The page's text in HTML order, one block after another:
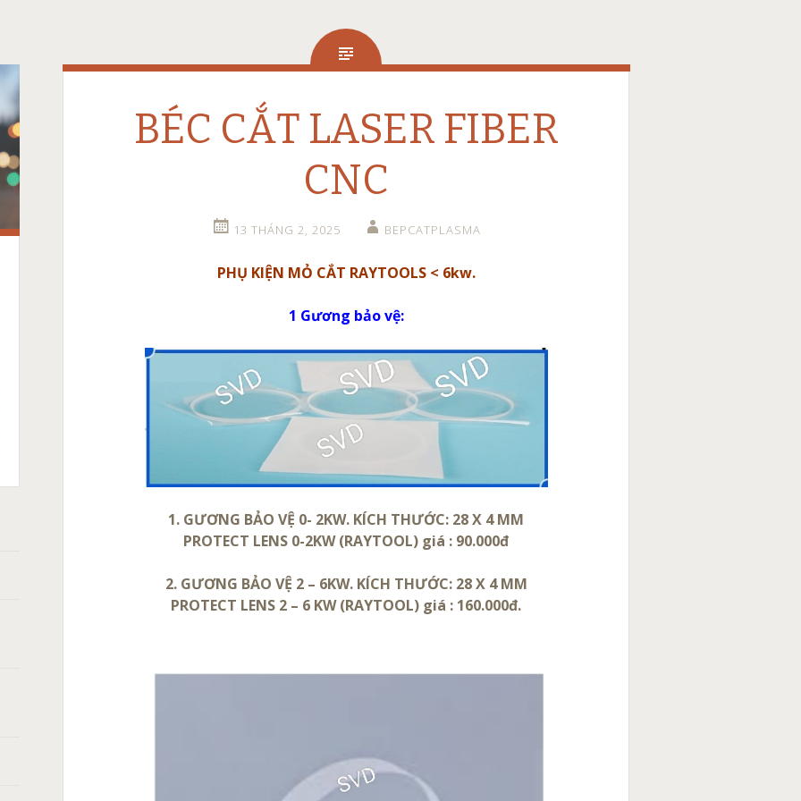
BÉC CẮT LASER FIBER
CNC
13 THÁNG 2, 2025 BEPCATPLASMA
PHỤ KIỆN MỎ CẮT RAYTOOLS < 6kw.
1 Gương bảo vệ:
1. GƯƠNG BẢO VỆ 0- 2KW. KÍCH THƯỚC: 28 X 4 MM
PROTECT LENS 0-2KW (RAYTOOL) giá : 90.000đ
2. GƯƠNG BẢO VỆ 2 – 6KW. KÍCH THƯỚC: 28 X 4 MM
PROTECT LENS 2 – 6 KW (RAYTOOL) giá : 160.000đ.